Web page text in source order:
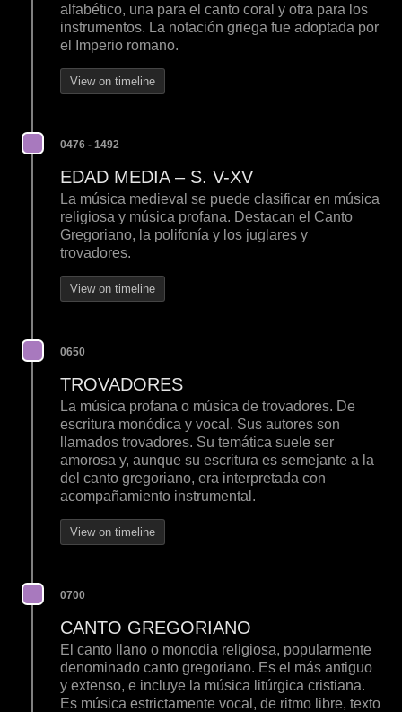
alfabético, una para el canto coral y otra para los
instrumentos. La notación griega fue adoptada por
el Imperio romano.
View on timeline
0476 - 1492
EDAD MEDIA – S. V-XV
La música medieval se puede clasificar en música
religiosa y música profana. Destacan el Canto
Gregoriano, la polifonía y los juglares y
trovadores.
View on timeline
0650
TROVADORES
La música profana o música de trovadores. De
escritura monódica y vocal. Sus autores son
llamados trovadores. Su temática suele ser
amorosa y, aunque su escritura es semejante a la
del canto gregoriano, era interpretada con
acompañamiento instrumental.
View on timeline
0700
CANTO GREGORIANO
El canto llano o monodia religiosa, popularmente
denominado canto gregoriano. Es el más antiguo
y extenso, e incluye la música litúrgica cristiana.
Es música estrictamente vocal, de ritmo libre, texto